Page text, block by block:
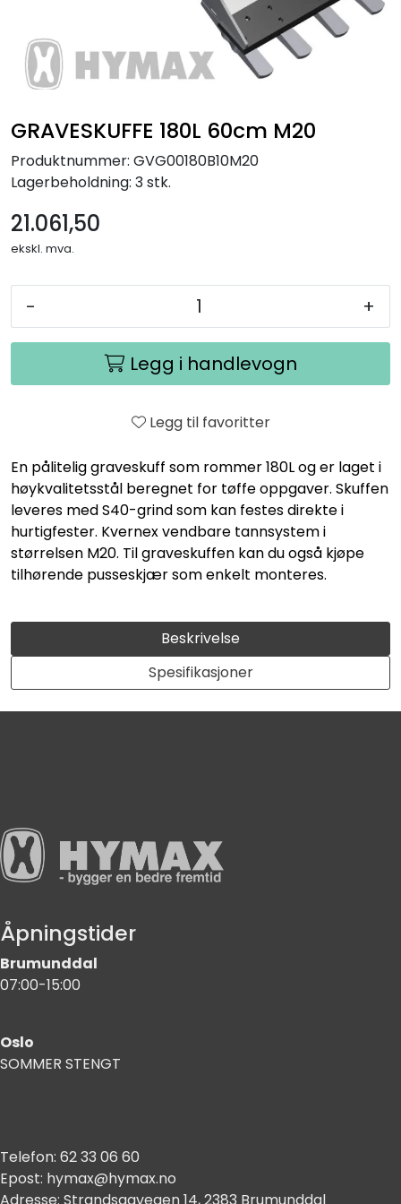
GRAVESKUFFE 180L 60cm M20
Produktnummer: GVG00180B10M20
Lagerbeholdning: 3 stk.
21.061,50
ekskl. mva.
- +
Legg i handlevogn
Legg til favoritter
En pålitelig graveskuff som rommer 180L og er laget i
høykvalitetsstål beregnet for tøffe oppgaver. Skuffen
leveres med S40-grind som kan festes direkte i
hurtigfester. Kvernex vendbare tannsystem i
størrelsen M20. Til graveskuffen kan du også kjøpe
tilhørende pusseskjær som enkelt monteres.
Beskrivelse
Spesifikasjoner
Åpningstider
Brumunddal
07:00-15:00
Oslo
SOMMER STENGT
Telefon: 62 33 06 60
Epost: hymax@hymax.no